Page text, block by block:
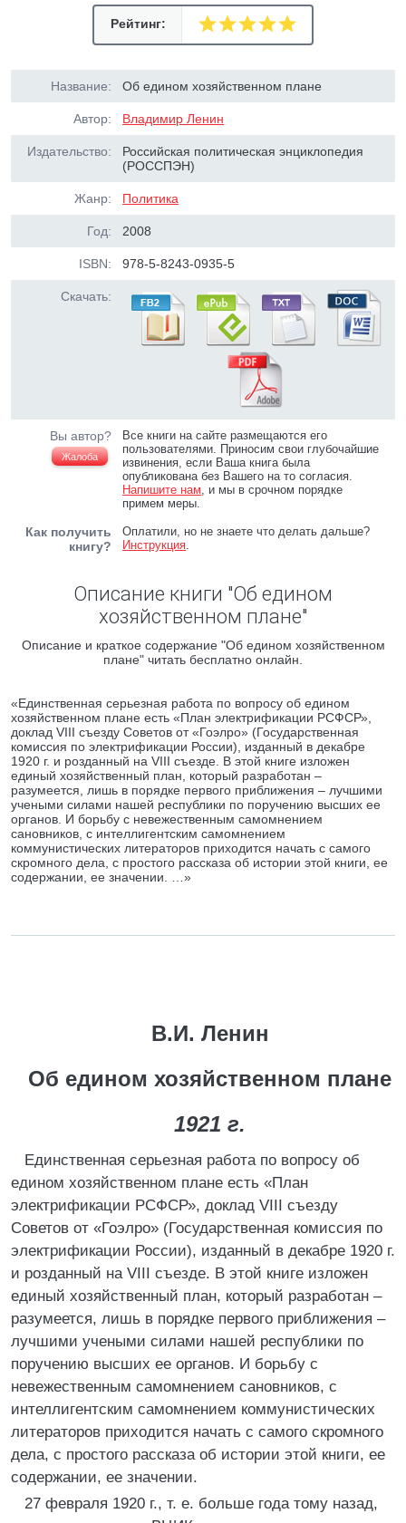
Рейтинг:
Название: Об едином хозяйственном плане
Автор: Владимир Ленин
Издательство:
Российская политическая энциклопедия
(РОССПЭН)
Жанр: Политика
Год: 2008
ISBN: 978-5-8243-0935-5
Скачать:
Вы автор?
Жалоба
Все книги на сайте размещаются его
пользователями. Приносим свои глубочайшие
извинения, если Ваша книга была
опубликована без Вашего на то согласия.
Напишите нам, и мы в срочном порядке
примем меры.
Как получить
книгу?
Оплатили, но не знаете что делать дальше?
Инструкция.
Описание книги "Об едином
хозяйственном плане"
Описание и краткое содержание "Об едином хозяйственном
плане" читать бесплатно онлайн.
«Единственная серьезная работа по вопросу об едином
хозяйственном плане есть «План электрификации РСФСР»,
доклад VIII съезду Советов от «Гоэлро» (Государственная
комиссия по электрификации России), изданный в декабре
1920 г. и розданный на VIII съезде. В этой книге изложен
единый хозяйственный план, который разработан –
разумеется, лишь в порядке первого приближения – лучшими
учеными силами нашей республики по поручению высших ее
органов. И борьбу с невежественным самомнением
сановников, с интеллигентским самомнением
коммунистических литераторов приходится начать с самого
скромного дела, с простого рассказа об истории этой книги, ее
содержании, ее значении. …»
В.И. Ленин
Об едином хозяйственном плане
1921 г.
Единственная серьезная работа по вопросу об
едином хозяйственном плане есть «План
электрификации РСФСР», доклад VIII съезду
Советов от «Гоэлро» (Государственная комиссия по
электрификации России), изданный в декабре 1920 г.
и розданный на VIII съезде. В этой книге изложен
единый хозяйственный план, который разработан –
разумеется, лишь в порядке первого приближения –
лучшими учеными силами нашей республики по
поручению высших ее органов. И борьбу с
невежественным самомнением сановников, с
интеллигентским самомнением коммунистических
литераторов приходится начать с самого скромного
дела, с простого рассказа об истории этой книги, ее
содержании, ее значении.
27 февраля 1920 г., т. е. больше года тому назад,